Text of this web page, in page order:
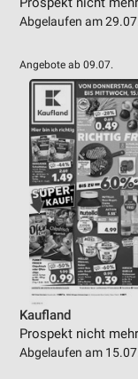
Abgelaufen am
Angebote ab 09.07.
Kaufland
Prospekt nicht
Abgelaufen am
Informationen
Notwendig
Performance
Funktional
Werbung